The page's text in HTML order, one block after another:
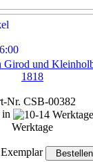
Girod und
1818
Nr. CSB-00382
in
Werktage
Exemplar